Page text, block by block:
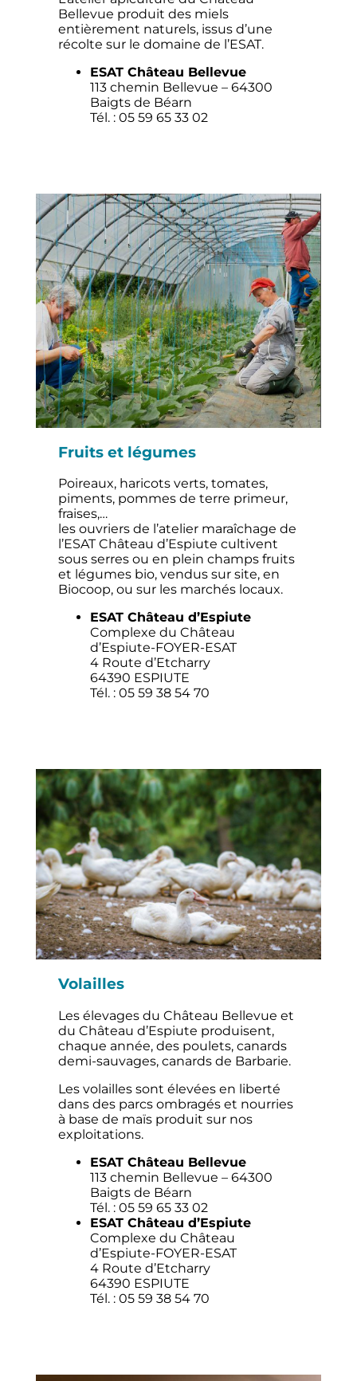
Bellevue produit des miels
entièrement naturels, issus d’une
récolte sur le domaine de l’ESAT.
ESAT Château Bellevue
113 chemin Bellevue – 64300
Baigts de Béarn
Tél. : 05 59 65 33 02
Fruits et légumes
Poireaux, haricots verts, tomates,
piments, pommes de terre primeur,
fraises,…
les ouvriers de l’atelier maraîchage de
l’ESAT Château d’Espiute cultivent
sous serres ou en plein champs fruits
et légumes bio, vendus sur site, en
Biocoop, ou sur les marchés locaux.
ESAT Château d’Espiute
Complexe du Château
d’Espiute-FOYER-ESAT
4 Route d’Etcharry
64390 ESPIUTE
Tél. : 05 59 38 54 70
Volailles
Les élevages du Château Bellevue et
du Château d’Espiute produisent,
chaque année, des poulets, canards
demi-sauvages, canards de Barbarie.
Les volailles sont élevées en liberté
dans des parcs ombragés et nourries
à base de maïs produit sur nos
exploitations.
ESAT Château Bellevue
113 chemin Bellevue – 64300
Baigts de Béarn
Tél. : 05 59 65 33 02
ESAT Château d’Espiute
Complexe du Château
d’Espiute-FOYER-ESAT
4 Route d’Etcharry
64390 ESPIUTE
Tél. : 05 59 38 54 70